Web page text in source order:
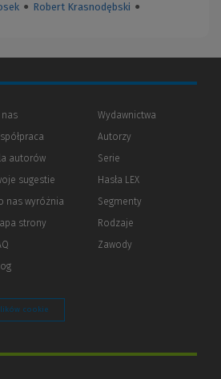
● Robert Krasnodębski ●
nas
autorów(Nowe
(Link
innej
strony)
sugestie
nas wyróżnia
strony
Wydawnictwa
Autorzy
Serie
Hasła LEX
Segmenty
Rodzaje
Zawody
cookie